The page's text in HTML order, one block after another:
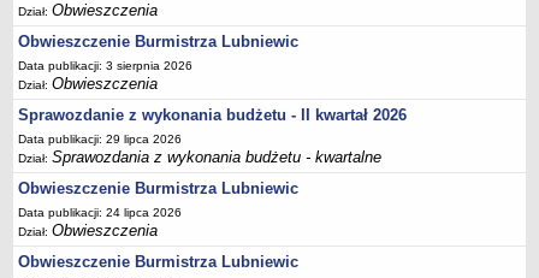
Zespół Szkolno-Przedszkolny
Zakład Gospodarki Komunalnej
Środowiskowy Dom Samopomocy
MAJĄTEK I FINANSE
Budżet Gminy
Sprawozdania z wykonania budżetu - kwartalne
Sprawozdania z wykonania budżetu - półroczne, roczne
Dział:Obwieszczenia
Obwieszczenie Burmistrza Lubniewic
Data publikacji: 3 sierpnia 2026
Dział:Obwieszczenia
Sprawozdanie z wykonania budżetu - II kwartał 2026
Data publikacji: 29 lipca 2026
Dział:Sprawozdania z wykonania budżetu - kwartalne
Obwieszczenie Burmistrza Lubniewic
Data publikacji: 24 lipca 2026
Dział:Obwieszczenia
Obwieszczenie Burmistrza Lubniewic